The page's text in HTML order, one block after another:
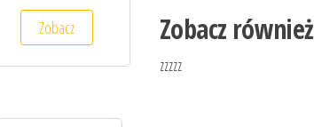
Zobacz Zobacz również
zzzzz